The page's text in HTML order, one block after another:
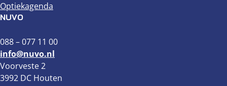
Optiekagenda
NUVO
088 – 077 11 00
info@nuvo.nl
Voorveste 2
3992 DC Houten